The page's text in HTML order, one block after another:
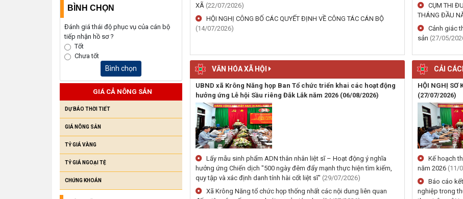
BÌNH CHỌN
Đánh giá thái độ phục vụ của cán bộ
tiếp nhận hồ sơ ?
Tốt
Chưa tốt
Bình chọn
GIÁ CẢ NÔNG SẢN
DỰ BÁO THỜI TIẾT
GIÁ NÔNG SẢN
TỶ GIÁ VÀNG
TỶ GIÁ NGOẠI TỆ
CHỨNG KHOÁN
XÃ (22/07/2026)
HỘI NGHỊ CÔNG BỐ CÁC QUYẾT ĐỊNH VỀ CÔNG TÁC CÁN BỘ
(14/07/2026)
CỤM THI
THÁNG ĐẦU
Cảnh giác
sản (27/05/
VĂN HÓA XÃ HỘI
UBND xã Krông Năng họp Ban Tổ chức triển khai các hoạt động
hưởng ứng Lễ hội Sầu riêng Đắk Lắk năm 2026 (06/08/2026)
Lấy mẫu sinh phẩm ADN thân nhân liệt sĩ – Hoạt động ý nghĩa
hưởng ứng Chiến dịch "500 ngày đêm đẩy mạnh thực hiện tìm kiếm,
quy tập và xác định danh tính hài cốt liệt sĩ" (29/07/2026)
Xã Krông Năng tổ chức họp thống nhất các nội dung liên quan
CẢI
HỘI NGHỊ SƠ
(27/07/2026)
Kế hoạch
năm 2026 (11/
Báo cáo
nghiệp trong